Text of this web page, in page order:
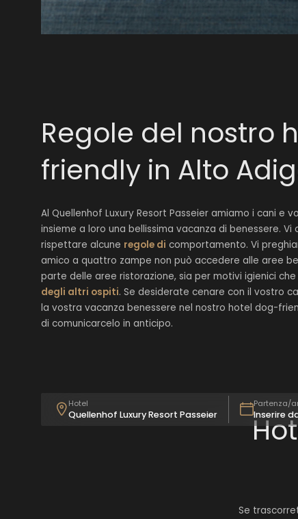
Regole del nostro
friendly in Alto
Al Quellenhof Luxury Resort Passeier amiamo i cani e
insieme a loro una bellissima vacanza di benessere.
rispettare alcune regole di comportamento. Vi
amico a quattro zampe non può accedere alle aree
parte delle aree ristorazione, sia per motivi igienici
degli altri ospiti. Se desiderate cenare con il vostro
la vostra vacanza benessere nel nostro hotel dog-
di comunicarcelo in anticipo.
Se
Hotel
Quellenhof Luxury Resort Passeier
Partenza/
Inserire